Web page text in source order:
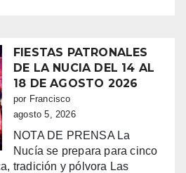
FIESTAS PATRONALES
DE LA NUCIA DEL 14 AL
18 DE AGOSTO 2026
por Francisco
agosto 5, 2026
NOTA DE PRENSA La
Nucía se prepara para cinco
tradición y pólvora Las